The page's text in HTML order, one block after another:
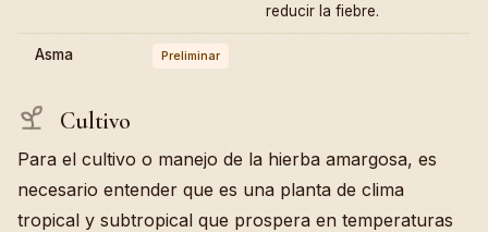
reducir la fiebre.
Asma Preliminar
Cultivo
Para el cultivo o manejo de la hierba amargosa, es
necesario entender que es una planta de clima
tropical y subtropical que prospera en temperaturas